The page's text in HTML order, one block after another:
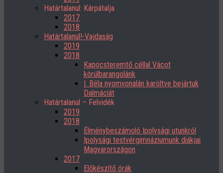
Határtalanul: Kárpátalja
2017
2018
Határtalanul!-Vajdaság
2019
2018
Kapocsteremtő céllal Vácot
körülbarangolánk
I. Béla nyomvonalán karöltve bejártuk
Dalmáciát
Határtalanul – Felvidék
2019
2018
Élménybeszámoló Ipolysági utunkról
Ipolysági testvérgimnáziumunk diákjai
Magyarországon
2017
Előkészítő órák